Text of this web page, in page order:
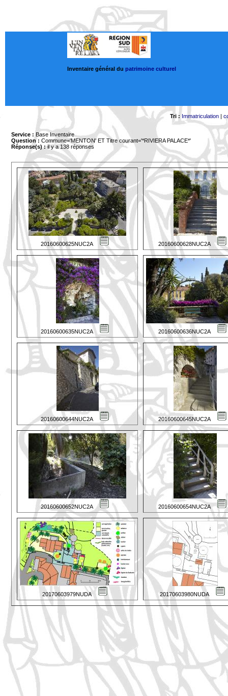
Inventaire général du patrimoine culturel
Tri : Immatriculation|
Service : Base Inventaire
Question : Commune='MENTON' ET Titre courant='*RIVIERA PALACE*'
Réponse(s) :il y a 138 réponses
20160600625NUC2A 20160600628NUC2A
20160600635NUC2A 20160600636NUC2A
20160600644NUC2A 20160600645NUC2A
20160600652NUC2A 20160600654NUC2A
20170603979NUDA 20170603980NUDA